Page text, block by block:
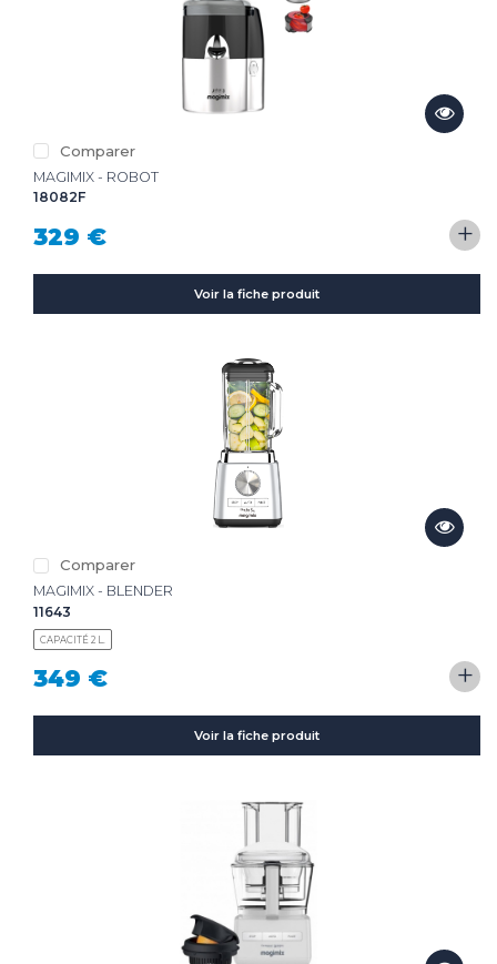
Comparer
MAGIMIX - ROBOT
18082F
329 € +
Voir la fiche produit
Comparer
MAGIMIX - BLENDER
11643
CAPACITÉ 2 L.
349 € +
Voir la fiche produit